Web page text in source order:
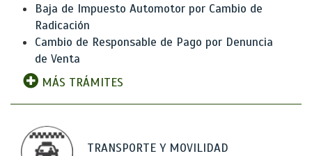
Baja de Impuesto Automotor por Cambio de
Radicación
Cambio de Responsable de Pago por Denuncia
de Venta
MÁS TRÁMITES
TRANSPORTE Y MOVILIDAD